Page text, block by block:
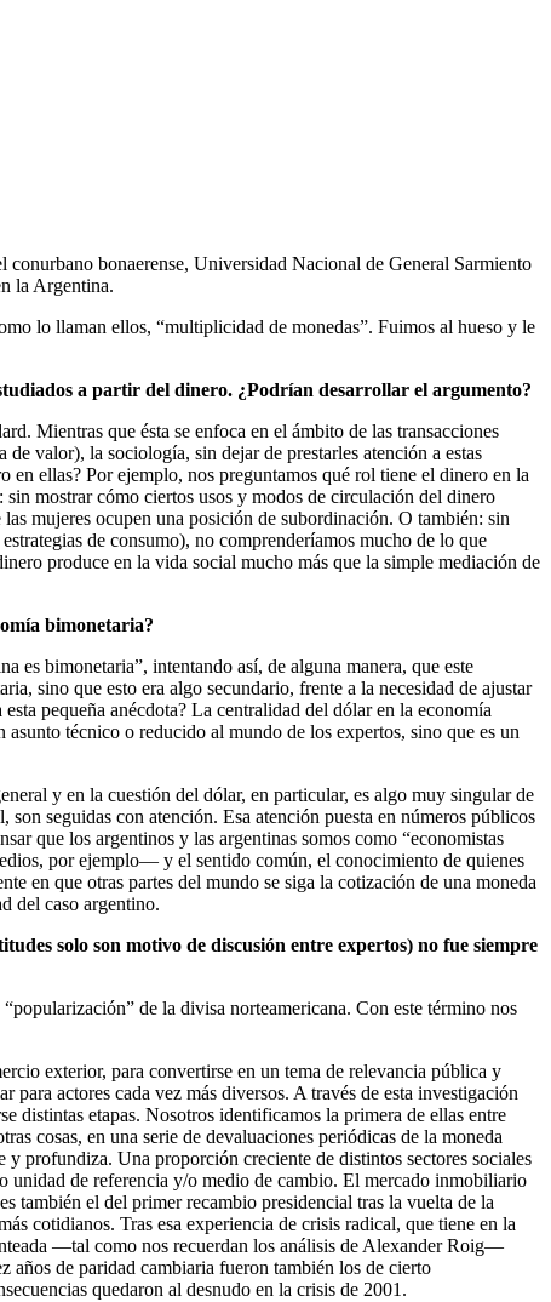
bonaerense, Universidad Nacional de General Sarmiento
la Argentina.
lo llaman ellos, “multiplicidad de monedas”. Fuimos al hueso y le
a partir del dinero. ¿Podrían desarrollar el argumento?
Mientras que ésta se enfoca en el ámbito de las transacciones
valor), la sociología, sin dejar de prestarles atención a estas
en ellas? Por ejemplo, nos preguntamos qué rol tiene el dinero en la
mostrar cómo ciertos usos y modos de circulación del dinero
mujeres ocupen una posición de subordinación. O también: sin
de consumo), no comprenderíamos mucho de lo que
produce en la vida social mucho más que la simple mediación de
bimonetaria?
bimonetaria”, intentando así, de alguna manera, que este
sino que esto era algo secundario, frente a la necesidad de ajustar
pequeña anécdota? La centralidad del dólar en la economía
técnico o reducido al mundo de los expertos, sino que es un
y en la cuestión del dólar, en particular, es algo muy singular de
seguidas con atención. Esa atención puesta en números públicos
que los argentinos y las argentinas somos como “economistas
por ejemplo— y el sentido común, el conocimiento de quienes
en que otras partes del mundo se siga la cotización de una moneda
del caso argentino.
solo son motivo de discusión entre expertos) no fue siempre
de la divisa norteamericana. Con este término nos
exterior, para convertirse en un tema de relevancia pública y
actores cada vez más diversos. A través de esta investigación
distintas etapas. Nosotros identificamos la primera de ellas entre
cosas, en una serie de devaluaciones periódicas de la moneda
profundiza. Una proporción creciente de distintos sectores sociales
unidad de referencia y/o medio de cambio. El mercado inmobiliario
también el del primer recambio presidencial tras la vuelta de la
cotidianos. Tras esa experiencia de crisis radical, que tiene en la
—tal como nos recuerdan los análisis de Alexander Roig—
años de paridad cambiaria fueron también los de cierto
quedaron al desnudo en la crisis de 2001.